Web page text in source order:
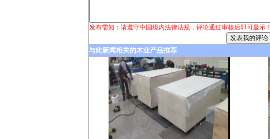
发布需知：请遵守中国境内法律法规，评论通过审核后即可显示！
与此新闻相关的木业产品推荐